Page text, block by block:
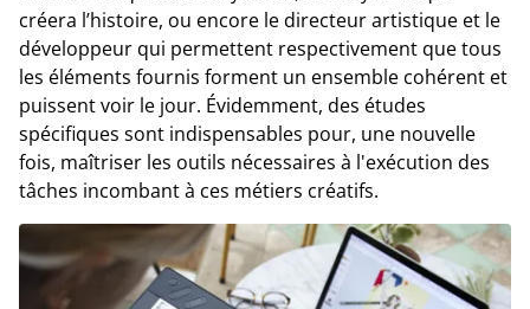
créera l’histoire, ou encore le directeur artistique et le
développeur qui permettent respectivement que tous
les éléments fournis forment un ensemble cohérent et
puissent voir le jour. Évidemment, des études
spécifiques sont indispensables pour, une nouvelle
fois, maîtriser les outils nécessaires à l'exécution des
tâches incombant à ces métiers créatifs.